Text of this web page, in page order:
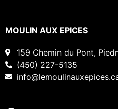
MOULIN AUX EPICES
159 Chemin du Pont,
(450) 227-5135